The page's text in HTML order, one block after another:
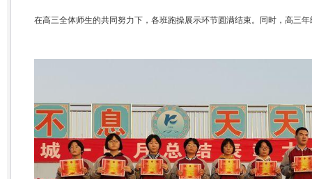
在高三全体师生的共同努力下，各班跑操展示环节圆满结束。同时，高三